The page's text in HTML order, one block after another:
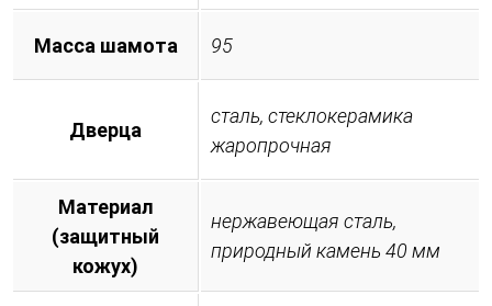
Масса шамота 95
Дверца
сталь, стеклокерамика
жаропрочная
Материал
(защитный
кожух)
нержавеющая сталь,
природный камень 40 мм